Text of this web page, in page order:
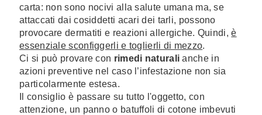
carta: non sono nocivi alla salute umana ma, se
attaccati dai cosiddetti acari dei tarli, possono
provocare dermatiti e reazioni allergiche. Quindi,è
essenziale sconfiggerli e toglierli di mezzo.
Ci si può provare con rimedi naturali anche in
azioni preventive nel caso l’infestazione non sia
particolarmente estesa.
Il consiglio è passare su tutto l'oggetto, con
attenzione, un panno o batuffoli di cotone imbevuti